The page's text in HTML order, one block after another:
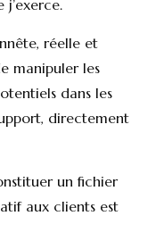
réelle et
manipuler les
dans les
directement
un fichier
aux clients est